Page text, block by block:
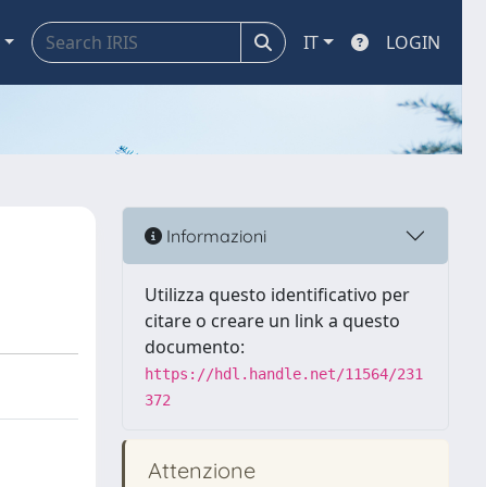
IT LOGIN
Informazioni
Utilizza questo identificativo per
citare o creare un link a questo
documento:
https://hdl.handle.net/11564/231
372
Attenzione